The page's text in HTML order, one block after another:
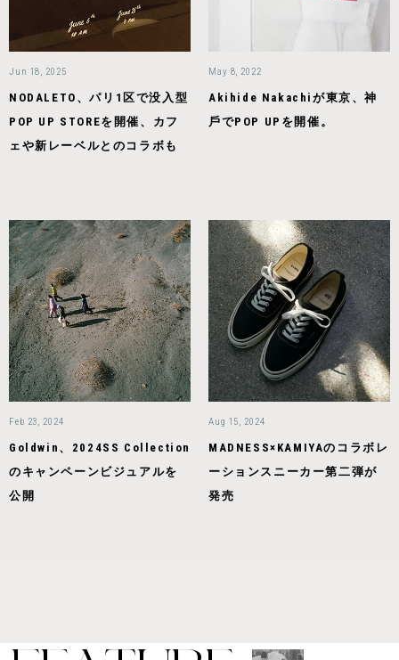
Jun 18, 2025
NODALETO、パリ1区で没入型
POP UP STOREを開催、カフ
ェや新レーベルとのコラボも
May 8, 2022
Akihide Nakachiが東京、神
戶でPOP UPを開催。
Feb 23, 2024
Goldwin、2024SS Collection
のキャンペーンビジュアルを
公開
Aug 15, 2024
MADNESS×KAMIYAのコラボレ
ーションスニーカー第二弾が
発売